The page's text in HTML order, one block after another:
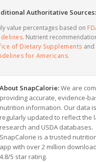
Authoritative Sources:
value percentages based on
. Nutrient
of Dietary Supplements and
for Americans.
About SnapCalorie:We are
providing accurate, evidence-
nutrition information. Our data is
regularly updated to reflect the
research and USDA databases.
SnapCalorie is a trusted
app with over 2 million
4.8/5 star rating.